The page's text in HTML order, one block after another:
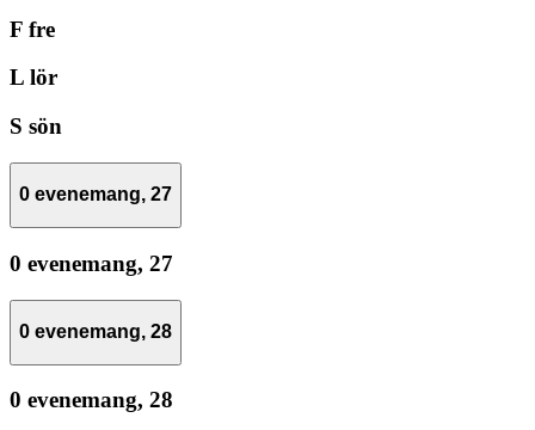
F fre
L lör
S sön
0 evenemang, 27
0 evenemang, 27
0 evenemang, 28
0 evenemang, 28